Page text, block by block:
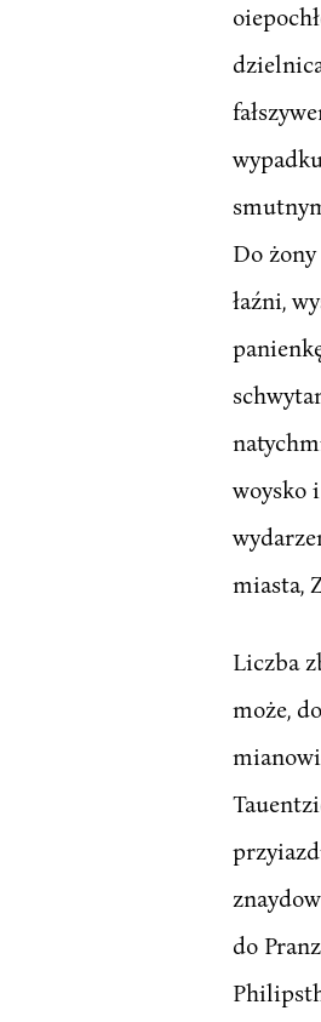
Do
łaźni,
woysko
miasta,
Liczba
może,
do